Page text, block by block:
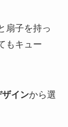
扇子を持っ
もキュー
ザインから選